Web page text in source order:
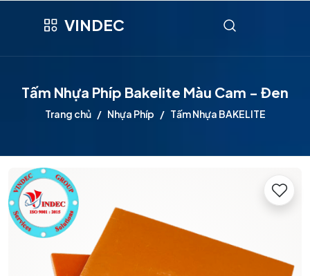
VINDEC
Tấm Nhựa Phíp Bakelite Màu Cam - Đen
Trang chủ Nhựa Phíp Tấm Nhựa BAKELITE